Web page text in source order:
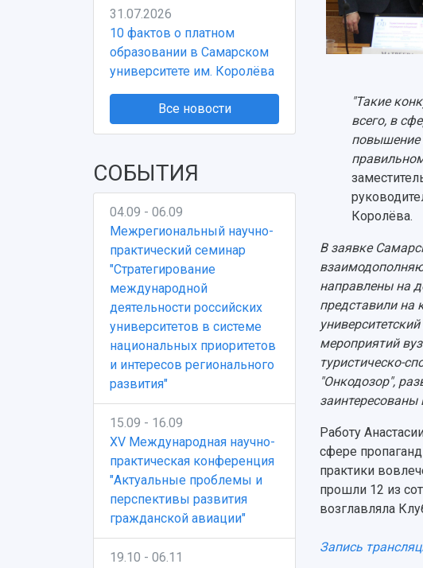
31.07.2026
10 фактов о платном
образовании в Самарском
университете им. Королёва
Все новости
СОБЫТИЯ
04.09 - 06.09
Межрегиональный научно-
практический семинар
"Стратегирование
международной
деятельности российских
университетов в системе
национальных приоритетов
и интересов регионального
развития"
15.09 - 16.09
XV Международная научно-
практическая конференция
"Актуальные проблемы и
перспективы развития
гражданской авиации"
19.10 - 06.11
"Такие
всего, в
повышение
Королёва.
В заявке
направлены на
представили на
мероприятий
туристическо-
"Онкодозор",
заинтересованы
Работу
сфере
практики
прошли 12 из
возглавляла
Запись